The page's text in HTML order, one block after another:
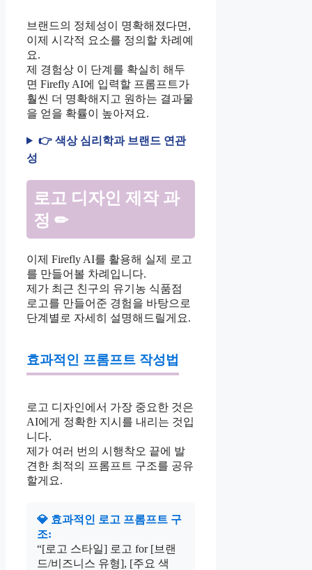
브랜드의 정체성이 명확해졌다면,
이제 시각적 요소를 정의할 차례예
요.
제 경험상 이 단계를 확실히 해두
면 Firefly AI에 입력할 프롬프트가
훨씬 더 명확해지고 원하는 결과물
을 얻을 확률이 높아져요.
👉 색상 심리학과 브랜드 연관
성
로고 디자인 제작 과
정 ✏
이제 Firefly AI를 활용해 실제 로고
를 만들어볼 차례입니다.
제가 최근 친구의 유기농 식품점
로고를 만들어준 경험을 바탕으로
단계별로 자세히 설명해드릴게요.
효과적인 프롬프트 작성법
로고 디자인에서 가장 중요한 것은
AI에게 정확한 지시를 내리는 것입
니다.
제가 여러 번의 시행착오 끝에 발
견한 최적의 프롬프트 구조를 공유
할게요.
💎 효과적인 로고 프롬프트 구
조:
“[로고 스타일] 로고 for [브랜
드/비즈니스 유형], [주요 색